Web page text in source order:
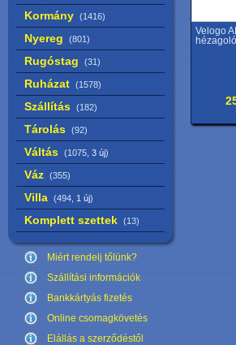
Kormány (1416)
Nyereg (801)
Rugóstag (31)
Ruházat (1578)
Szállítás (182)
Tárolás (92)
Váltás (1075, 3 új)
Váz (355)
Villa (494, 1 új)
Komplett szettek (13)
Miért rendelj tőlünk?
Szállítási információk
Bankkártyás fizetés
Online csomagkövetés
Elállás a szerződéstől
Velogo